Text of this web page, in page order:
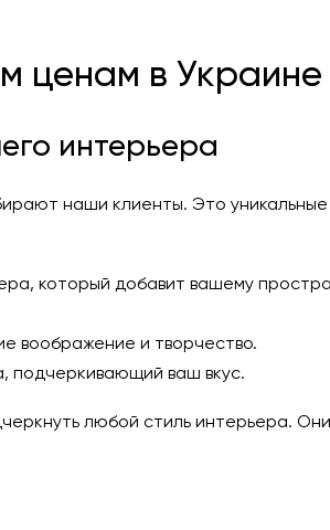
ценам в Украине
интерьера
наши клиенты. Это
который добавит вашему
воображение и творчество.
подчеркивающий ваш вкус.
любой стиль интерьера.